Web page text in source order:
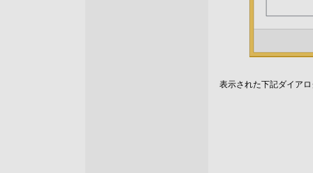
表示された下記ダイア